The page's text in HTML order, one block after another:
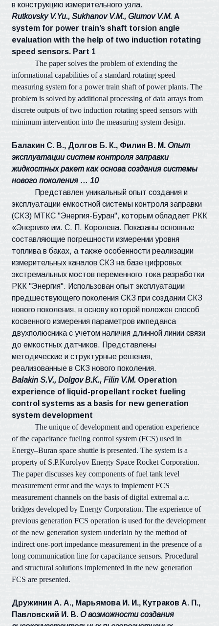
в конструкцию измерительного узла.
Rutkovsky V.Yu., Sukhanov V.M., Glumov V.M. A
system for power train’s shaft torsion angle
evaluation with the help of two induction rotating
speed sensors. Part 1
The paper solves the problem of extending the
informational capabilities of a standard rotating speed
measuring system for a power train shaft of power plants. The
problem is solved by additional processing of data arrays from
discrete outputs of two induction rotating speed sensors with
minimum intervention into the measuring system design.
Балакин С. В., Долгов Б. К., Филин В. М. Опыт
эксплуатации систем контроля заправки
жидкостных ракет как основа создания системы
нового поколения … 10
Представлен уникальный опыт создания и
эксплуатации емкостной системы контроля заправки
(СКЗ) МТКС "Энергия-Буран", которым обладает РКК
«Энергия» им. С. П. Королева. Показаны основные
составляющие погрешности измерении уровня
топлива в баках, а также особенности реализации
измерительных каналов СКЗ на базе цифровых
экстремальных мостов переменного тока разработки
РКК "Энергия". Использован опыт эксплуатации
предшествующего поколения СКЗ при создании СКЗ
нового поколения, в основу которой положен способ
косвенного измерения параметров импеданса
двухполюсника с учетом наличия длинной линии связи
до емкостных датчиков. Представлены
методические и структурные решения,
реализованные в СКЗ нового поколения.
Balakin S.V., Dolgov B.K., Filin V.M. Operation
experience of liquid-propellant rocket fueling
control systems as a basis for new generation
system development
The unique of development and operation experience
of the capacitance fueling control system (FCS) used in
Energy–Buran space shuttle is presented. The system is a
property of S.P.Korolyov Energy Space Rocket Corporation.
The paper discusses key components of fuel tank level
measurement error and the ways to implement FCS
measurement channels on the basis of digital extremal a.c.
bridges developed by Energy Corporation. The experience of
previous generation FCS operation is used for the development
of the new generation system underlain by the method of
indirect one-port impedance measurement in the presence of a
long communication line for capacitance sensors. Procedural
and structural solutions implemented in the new generation
FCS are presented.
Дружинин А. А., Марьямова И. И., Кутраков А. П.,
Павловский И. В. О возможности создания